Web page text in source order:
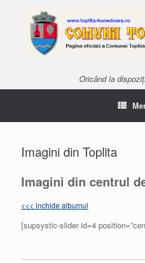
Oricând la
Imagini din Toplita
Imagini din centrul
<<< inchide albumul
[supsystic-slider id=4